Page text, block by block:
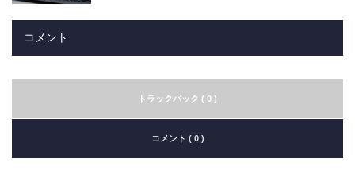
コメント
トラックバック ( 0 )
コメント ( 0 )